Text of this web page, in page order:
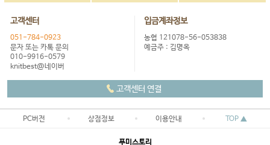
고객센터
051-784-0923
문자 또는 카톡 문의
010-9916-0579
knitbest@네이버
입금계좌정보
농협 121078-56-053838
예금주 : 김명옥
고객센터 연결
PC버전 상점정보 이용안내 TOP ▲
푸미스토리